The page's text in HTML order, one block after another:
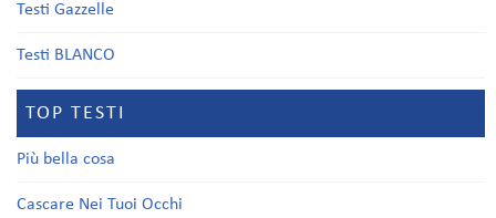
Testi Gazzelle
Testi BLANCO
TOP TESTI
Più bella cosa
Cascare Nei Tuoi Occhi